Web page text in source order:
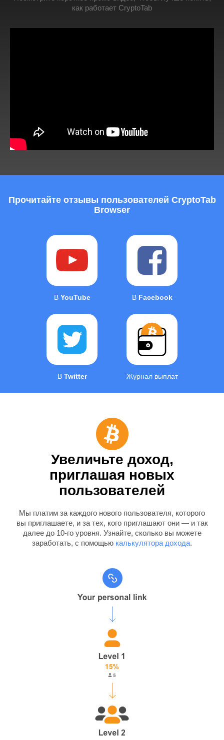
как работает CryptoTab
Прочитайте отзывы пользователей CryptoTab
Browser
В YouTube В Facebook
В Twitter Журнал выплат
Увеличьте доход,
приглашая новых
пользователей
Мы платим за каждого нового пользователя, которого
вы приглашаете, и за тех, кого приглашают они — и так
далее до 10-го уровня. Узнайте, сколько вы можете
заработать, с помощью калькулятора дохода.